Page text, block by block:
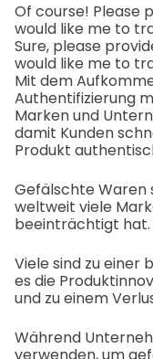
Of course! Please
would like me to
Sure, please
would like me to
Mit dem
Authentifizierung
Marken und
damit Kunden
Produkt
Gefälschte Waren
weltweit viele
beeinträchtigt hat.
Viele sind zu einer
es die
und zu einem
Während